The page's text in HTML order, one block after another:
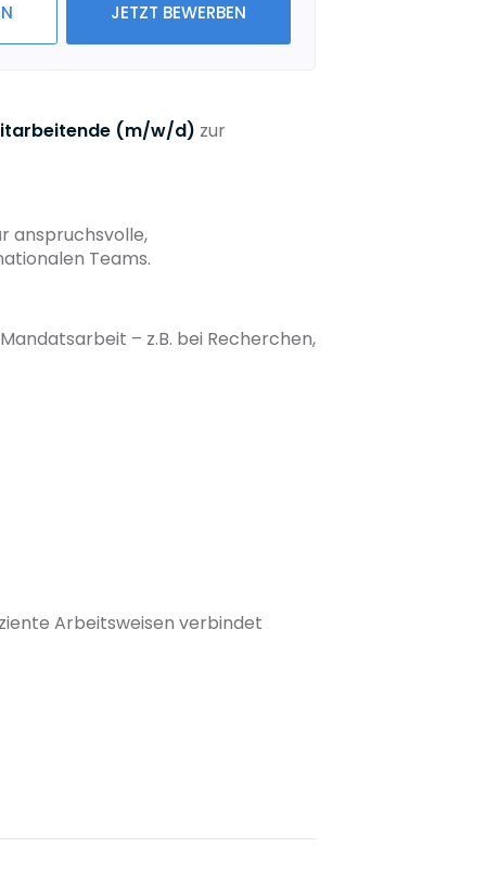
JETZT BEWERBEN
(m/w/d) zur
anspruchsvolle,
Teams.
– z.B. bei Recherchen,
Arbeitsweisen verbindet